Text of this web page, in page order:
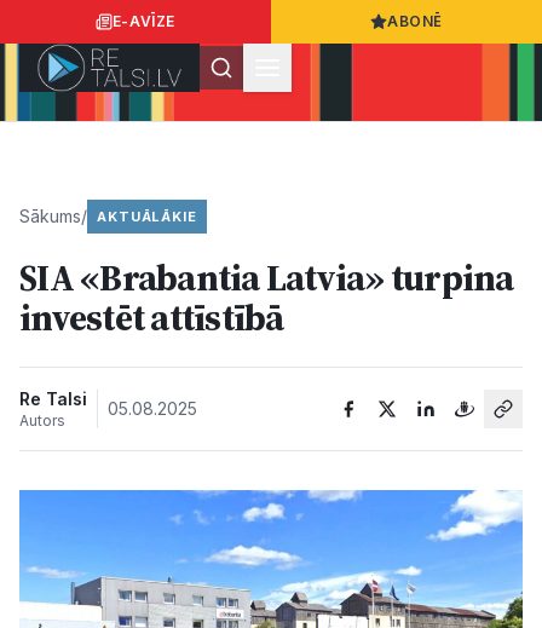
E-AVĪZE ABONĒ
Ziņas
Sports
Kultūra
Sākums/ AKTUĀLĀKIE
SIA «Brabantia Latvia» turpina
investēt attīstībā
Re Talsi
Autors
05.08.2025